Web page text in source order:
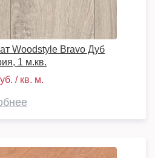
Woodstyle Bravo Дуб
1 м.кв.
/ кв. м.